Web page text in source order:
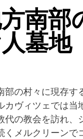
南部
墓地
の村々に現存す
ヴィツェでは当
の教会を訪れ
メルクリーンで